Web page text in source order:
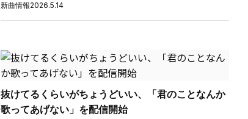
新曲情報2026.5.14
抜けてるくらいがちょうどいい、「君のことなんか
歌ってあげない」を配信開始